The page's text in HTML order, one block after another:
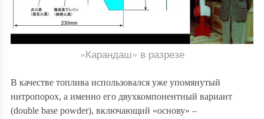
«Карандаш» в разрезе
В качестве топлива использовался уже упомянутый
нитропорох, а именно его двухкомпонентный вариант
(double base powder), включающий «основу» –